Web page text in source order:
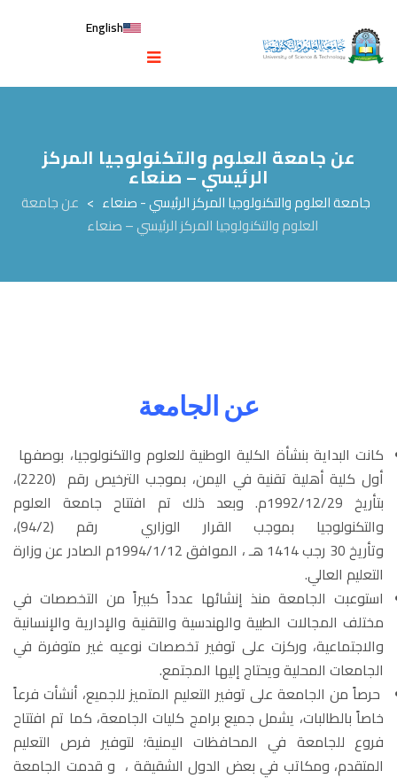
English
عن جامعة العلوم والتكنولوجيا المركز
الرئيسي – صنعاء
جامعة العلوم والتكنولوجيا المركز الرئيسي - صنعاء > عن جامعة
العلوم والتكنولوجيا المركز الرئيسي – صنعاء
عن الجامعة
كانت البداية بنشأة الكلية الوطنية للعلوم والتكنولوجيا، بوصفها
أول كلية أهلية تقنية في اليمن، بموجب الترخيص رقم (2220)،
بتأريخ 29
/
12
/
1992م. وبعد ذلك تم افتتاح جامعة العلوم
والتكنولوجيا بموجب القرار الوزاري رقم (2
/
94)،
وتأريخ30 رجب1414 هـ ، الموافق12
/
1
/
1994م الصادر عن وزارة
التعليم العالي.
استوعبت الجامعة منذ إنشائها عدداً كبيراً من التخصصات في
مختلف المجالات الطبية والهندسية والتقنية والإدارية والإنسانية
والاجتماعية، وركزت على توفير تخصصات نوعيه غير متوفرة في
الجامعات المحلية ويحتاج إليها المجتمع.
حرصاً من الجامعة على توفير التعليم المتميز للجميع، أنشأت فرعاً
خاصاً بالطالبات، يشمل جميع برامج كليات الجامعة، كما تم افتتاح
فروع للجامعة في المحافظات اليمنية؛ لتوفير فرص التعليم
المتقدم، ومكاتب في بعض الدول الشقيقة ، و قدمت الجامعة